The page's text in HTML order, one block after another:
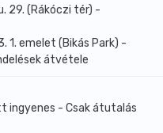
29. (Rákóczi tér) -
1. emelet (Bikás Park) -
átvétele
- Csak átutalás